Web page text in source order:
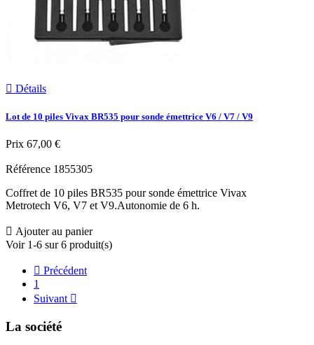
 Détails
Lot de 10 piles Vivax BR535 pour sonde émettrice V6 / V7 / V9
Prix 67,00 €
Référence 1855305
Coffret de 10 piles BR535 pour sonde émettrice Vivax
Metrotech V6, V7 et V9.Autonomie de 6 h.
 Ajouter au panier
Voir 1-6 sur 6 produit(s)
 Précédent
1
Suivant 
La société